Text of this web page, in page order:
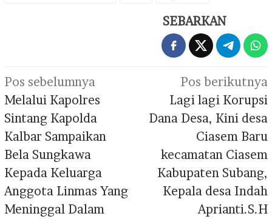
SEBARKAN
Navigasi
pos
Pos sebelumnya
Melalui Kapolres
Sintang Kapolda
Kalbar Sampaikan
Bela Sungkawa
Kepada Keluarga
Anggota Linmas Yang
Meninggal Dalam
Pos berikutnya
Lagi lagi Korupsi
Dana Desa, Kini desa
Ciasem Baru
kecamatan Ciasem
Kabupaten Subang,
Kepala desa Indah
Aprianti.S.H